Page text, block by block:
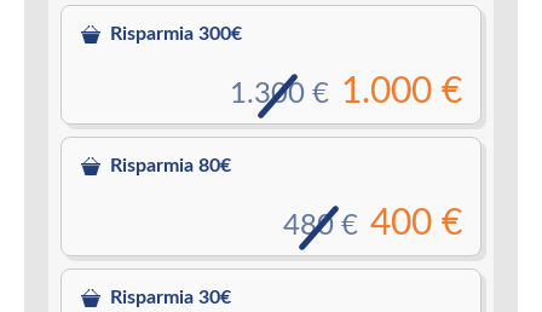
Risparmia 300€
1.000 €
1.300 €
Risparmia 80€
400 €
480 €
Risparmia 30€